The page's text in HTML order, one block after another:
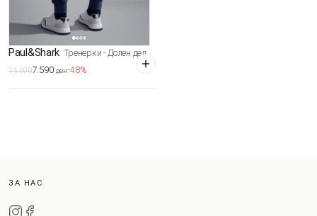
Paul&Shark Тренерки - Долен дел
14.6907.590 ден-48%
ЗА НАС